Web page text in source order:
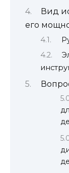
Вид
его